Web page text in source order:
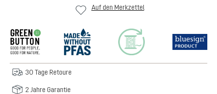
Auf den Merkzettel
30 Tage Retoure
2 Jahre Garantie